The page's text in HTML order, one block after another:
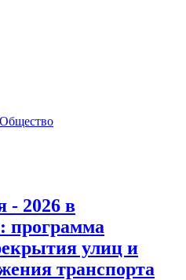
Общество
- 2026 в
программа
улиц и
транспорта